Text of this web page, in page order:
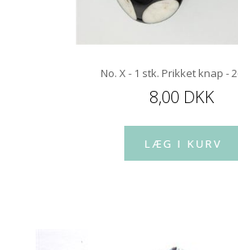
No. X - 1 stk. Prikket knap -
8,00 DKK